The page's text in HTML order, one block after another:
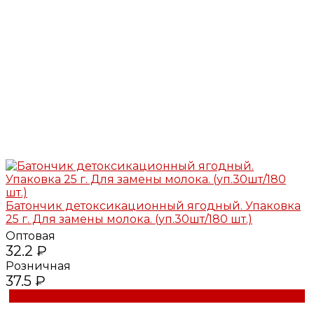
Батончик детоксикационный ягодный. Упаковка
25 г. Для замены молока. (уп.30шт/180 шт.)
Оптовая
32.2 ₽
Розничная
37.5 ₽